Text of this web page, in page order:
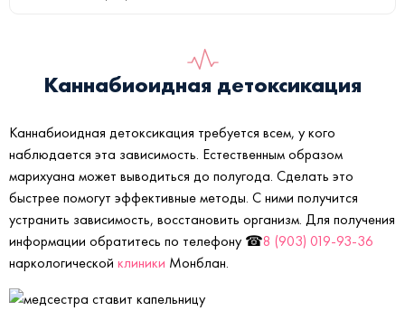
Каннабиоидная детоксикация
Каннабиоидная детоксикация требуется всем, у кого
наблюдается эта зависимость. Естественным образом
марихуана может выводиться до полугода. Сделать это
быстрее помогут эффективные методы. С ними получится
устранить зависимость, восстановить организм. Для получения
информации обратитесь по телефону ☎8 (903) 019-93-36
наркологической клиники Монблан.